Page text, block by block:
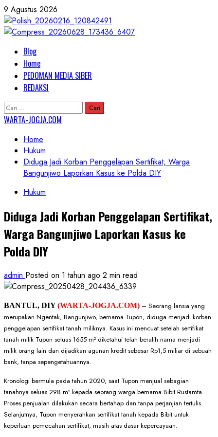
Skip
to
content
9 Agustus 2026
Primary
Menu
Blog
Home
PEDOMAN MEDIA SIBER
REDAKSI
Cari
untuk:
WARTA-JOGJA.COM
Home
Hukum
Diduga Jadi Korban Penggelapan Sertifikat, Warga
Bangunjiwo Laporkan Kasus ke Polda DIY
Hukum
Diduga Jadi Korban Penggelapan Sertifikat,
Warga Bangunjiwo Laporkan Kasus ke
Polda DIY
admin Posted on 1 tahun ago 2 min read
BANTUL, DIY(WARTA-JOGJA.COM) – Seorang lansia yang
merupakan Ngentak, Bangunjiwo, bernama Tupon, diduga menjadi korban
penggelapan sertifikat tanah miliknya. Kasus ini mencuat setelah sertifikat
tanah milik Tupon seluas 1655 m² diketahui telah beralih nama menjadi
milik orang lain dan dijadikan agunan kredit sebesar Rp1,5 miliar di sebuah
bank, tanpa sepengetahuannya.
Kronologi bermula pada tahun 2020, saat Tupon menjual sebagian
tanahnya seluas 298 m² kepada seorang warga bernama Bibit Rustamta.
Proses penjualan dilakukan secara bertahap dan tanpa perjanjian tertulis.
Selanjutnya, Tupon menyerahkan sertifikat tanah kepada Bibit untuk
keperluan pemecahan sertifikat, masih atas dasar kepercayaan.